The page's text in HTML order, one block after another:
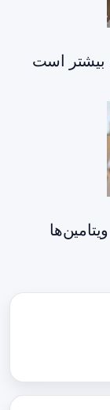
بیشتر است